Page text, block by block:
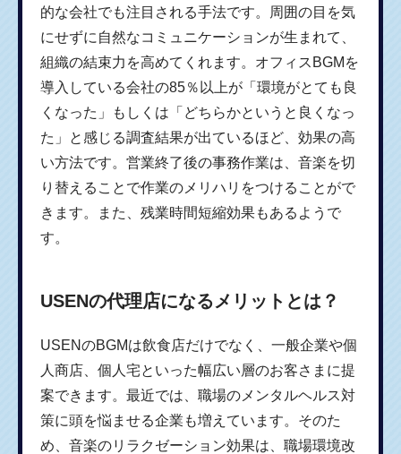
的な会社でも注目される手法です。周囲の目を気
にせずに自然なコミュニケーションが生まれて、
組織の結束力を高めてくれます。オフィスBGMを
導入している会社の85％以上が「環境がとても良
くなった」もしくは「どちらかというと良くなっ
た」と感じる調査結果が出ているほど、効果の高
い方法です。営業終了後の事務作業は、音楽を切
り替えることで作業のメリハリをつけることがで
きます。また、残業時間短縮効果もあるようで
す。
USENの代理店になるメリットとは？
USENのBGMは飲食店だけでなく、一般企業や個
人商店、個人宅といった幅広い層のお客さまに提
案できます。最近では、職場のメンタルヘルス対
策に頭を悩ませる企業も増えています。そのた
め、音楽のリラクゼーション効果は、職場環境改